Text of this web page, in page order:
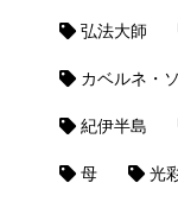
弘法大師
カベルネ・
紀伊半島
母 光